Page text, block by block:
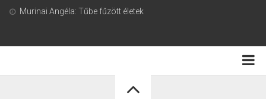
Murinai Angéla: Tűbe fűzött életek